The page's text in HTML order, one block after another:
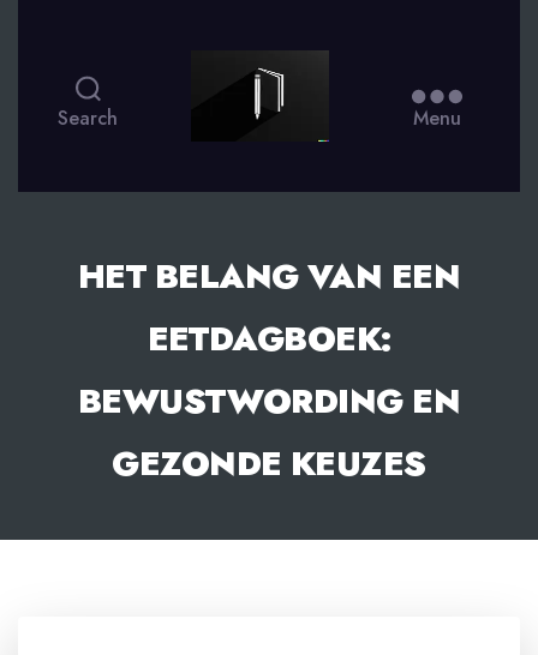
Search Menu
HET BELANG VAN EEN
EETDAGBOEK:
BEWUSTWORDING EN
GEZONDE KEUZES